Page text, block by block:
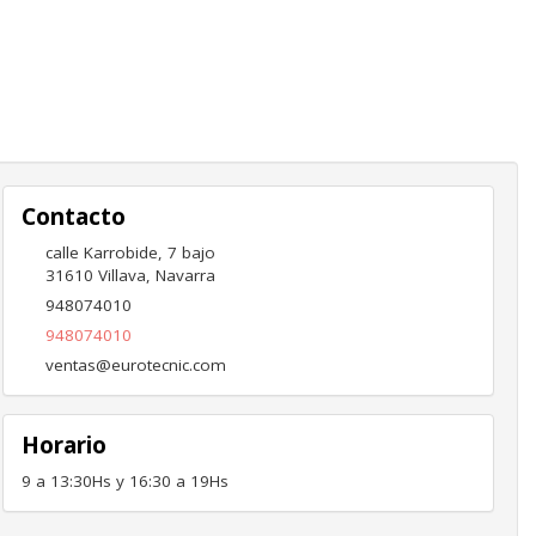
Contacto
calle Karrobide, 7 bajo
31610 Villava Navarra
948074010
948074010
ventas@eurotecnic.com
Horario
9 a 13:30Hs y 16:30 a 19Hs